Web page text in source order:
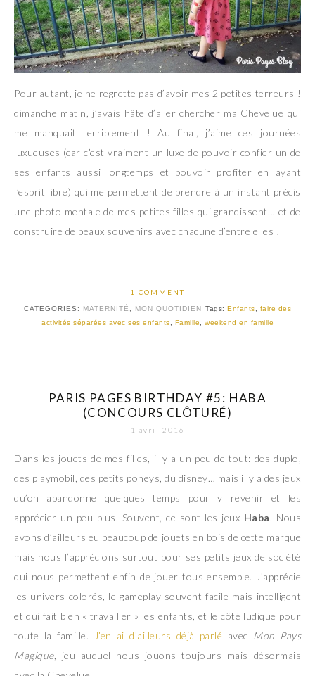
Pour autant, je ne regrette pas d’avoir mes 2 petites terreurs !
dimanche matin, j’avais hâte d’aller chercher ma Chevelue qui
me manquait terriblement ! Au final, j’aime ces journées
luxueuses (car c’est vraiment un luxe de pouvoir confier un de
ses enfants aussi longtemps et pouvoir profiter en ayant
l’esprit libre) qui me permettent de prendre à un instant précis
une photo mentale de mes petites filles qui grandissent… et de
construire de beaux souvenirs avec chacune d’entre elles !
1 COMMENT
CATEGORIES: MATERNITÉ MON QUOTIDIEN Tags: Enfants
faire des
activités séparées avec ses enfants
Famille weekend en famille
PARIS PAGES BIRTHDAY #5: HABA
(CONCOURS CLÔTURÉ)
1 avril 2016
Dans les jouets de mes filles, il y a un peu de tout: des duplo,
des playmobil, des petits poneys, du disney… mais il y a des jeux
qu’on abandonne quelques temps pour y revenir et les
apprécier un peu plus. Souvent, ce sont les jeux Haba. Nous
avons d’ailleurs eu beaucoup de jouets en bois de cette marque
mais nous l’apprécions surtout pour ses petits jeux de société
qui nous permettent enfin de jouer tous ensemble. J’apprécie
les univers colorés, le gameplay souvent facile mais intelligent
et qui fait bien « travailler » les enfants, et le côté ludique pour
toute la famille.
J’en ai d’ailleurs déjà parlé avec Mon Pays
Magique, jeu auquel nous jouons toujours mais désormais